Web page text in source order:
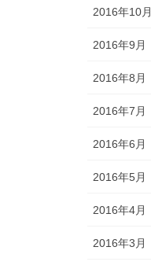
2016年10月
2016年9月
2016年8月
2016年7月
2016年6月
2016年5月
2016年4月
2016年3月